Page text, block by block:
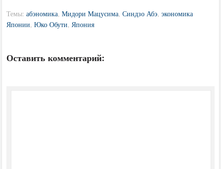
Темы:абэномика,Мидори Мацусима,Синдзо Абэ,экономика
Японии,Юко Обути, Япония
Оставить комментарий: